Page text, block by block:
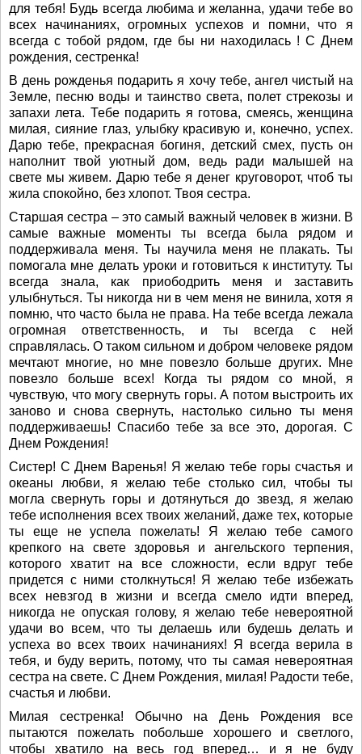
для тебя! Будь всегда любима и желанна, удачи тебе во
всех начинаниях, огромных успехов и помни, что я
всегда с тобой рядом, где бы ни находилась ! С Днем
рождения, сестренка!
В день рожденья подарить я хочу тебе, ангел чистый на
Земле, песню воды и таинство света, полет стрекозы и
запахи лета. Тебе подарить я готова, смеясь, женщина
милая, сияние глаз, улыбку красивую и, конечно, успех.
Дарю тебе, прекрасная богиня, детский смех, пусть он
наполнит твой уютный дом, ведь ради малышей на
свете мы живем. Дарю тебе я денег круговорот, чтоб ты
жила спокойно, без хлопот. Твоя сестра.
Старшая сестра – это самый важный человек в жизни. В
самые важные моменты ты всегда была рядом и
поддерживала меня. Ты научила меня не плакать. Ты
помогала мне делать уроки и готовиться к институту. Ты
всегда знала, как приободрить меня и заставить
улыбнуться. Ты никогда ни в чем меня не винила, хотя я
помню, что часто была не права. На тебе всегда лежала
огромная ответственность, и ты всегда с ней
справлялась. О таком сильном и добром человеке рядом
мечтают многие, но мне повезло больше других. Мне
повезло больше всех! Когда ты рядом со мной, я
чувствую, что могу свернуть горы. А потом выстроить их
заново и снова свернуть, настолько сильно ты меня
поддерживаешь! Спасибо тебе за все это, дорогая. С
Днем Рождения!
Систер! С Днем Варенья! Я желаю тебе горы счастья и
океаны любви, я желаю тебе столько сил, чтобы ты
могла свернуть горы и дотянуться до звезд, я желаю
тебе исполнения всех твоих желаний, даже тех, которые
ты еще не успела пожелать! Я желаю тебе самого
крепкого на свете здоровья и ангельского терпения,
которого хватит на все сложности, если вдруг тебе
придется с ними столкнуться! Я желаю тебе избежать
всех невзгод в жизни и всегда смело идти вперед,
никогда не опуская голову, я желаю тебе невероятной
удачи во всем, что ты делаешь или будешь делать и
успеха во всех твоих начинаниях! Я всегда верила в
тебя, и буду верить, потому, что ты самая невероятная
сестра на свете. С Днем Рождения, милая! Радости тебе,
счастья и любви.
Милая сестренка! Обычно на День Рождения все
пытаются пожелать побольше хорошего и светлого,
чтобы хватило на весь год вперед… и я не буду